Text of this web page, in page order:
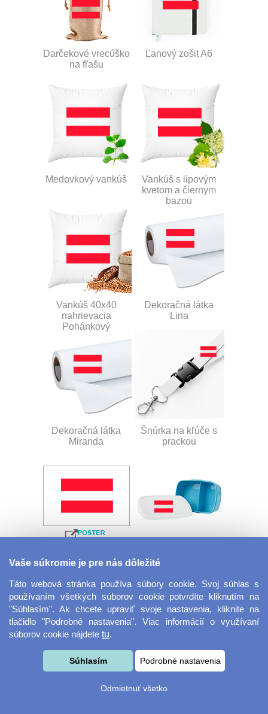
Darčekové vrecúško
na fľašu
Ľanový zošit A6
Medovkový vankúš
Vankúš s lipovým
kvetom a čiernym
bazou
Vankúš 40x40
nahrievacia
Pohánkový
Dekoračná látka
Lina
Dekoračná látka
Miranda
Šnúrka na kľúče s
prackou
Velkoformátová
fotografie
Desiatový box
Vaše súkromie je pre nás dôležité
Táto webová stránka používa súbory cookie. Svoj súhlas s
používaním všetkých súborov cookie potvrdíte kliknutím na
"Súhlasím". Ak chcete upraviť svoje nastavenia, kliknite na
tlačidlo "Podrobné nastavenia". Viac informácií o využívaní
súborov cookie nájdete tu.
Súhlasím Podrobné nastavenia
Odmietnuť všetko